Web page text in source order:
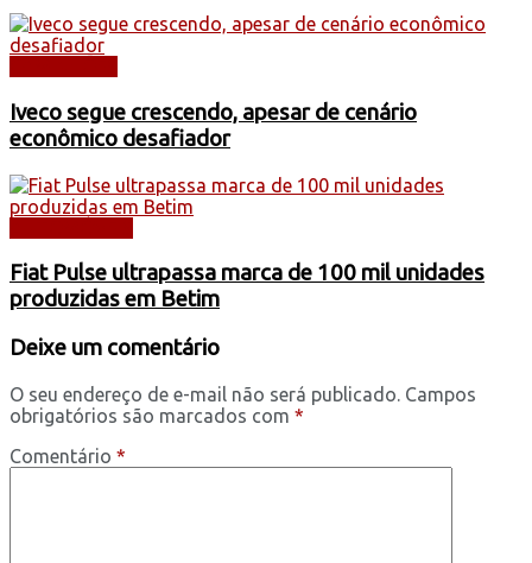
Iveco segue crescendo, apesar de cenário
econômico desafiador
Fiat Pulse ultrapassa marca de 100 mil unidades
produzidas em Betim
Deixe um comentário
O seu endereço de e-mail não será publicado. Campos
obrigatórios são marcados com *
Comentário *